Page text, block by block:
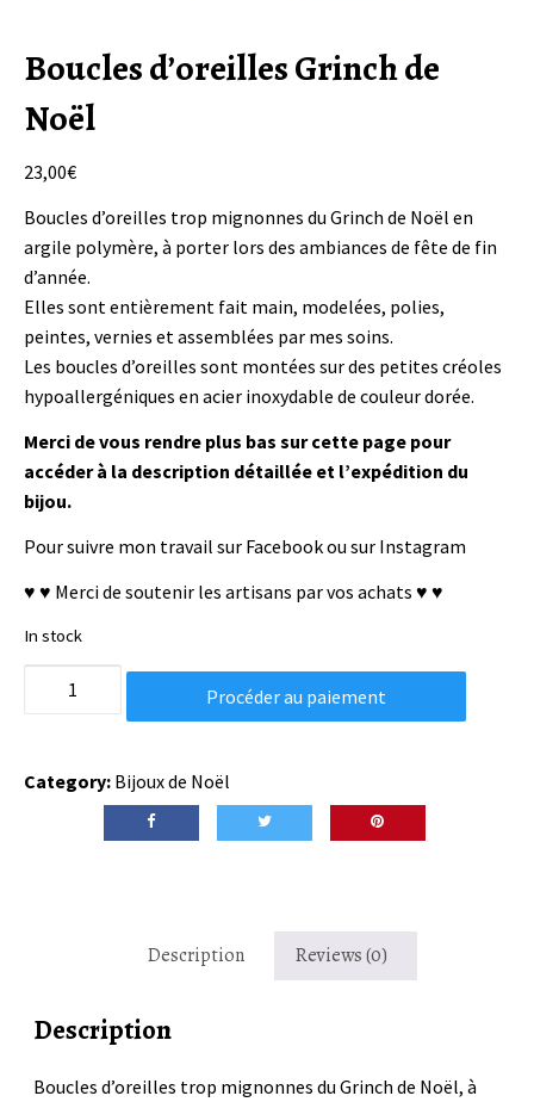
Boucles d’oreilles Grinch de
Noël
23,00€
Boucles d’oreilles trop mignonnes du Grinch de Noël en
argile polymère, à porter lors des ambiances de fête de fin
d’année.
Elles sont entièrement fait main, modelées, polies,
peintes, vernies et assemblées par mes soins.
Les boucles d’oreilles sont montées sur des petites créoles
hypoallergéniques en acier inoxydable de couleur dorée.
Merci de vous rendre plus bas sur cette page pour
accéder à la description détaillée et l’expédition du
bijou.
Pour suivre mon travail sur Facebookou sur Instagram
♥ ♥ Merci de soutenir les artisans par vos achats ♥ ♥
In stock
Boucles
Procéder au paiement
Category: Bijoux de Noël
Description Reviews (0)
Description
Boucles d’oreilles trop mignonnes du Grinch de Noël, à